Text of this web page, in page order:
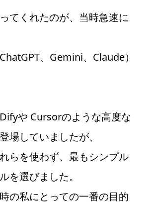
てくれたのが、当時急速に
、Gemini、Claude）
や Cursorのような高度な
場していましたが、
らを使わず、最もシンプル
を選びました。
の私にとっての一番の目的